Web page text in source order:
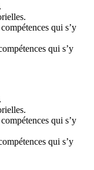
qui s’y
qui s’y
qui s’y
qui s’y